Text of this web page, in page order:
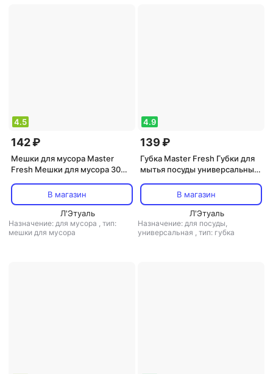
4.5
142 ₽
Мешки для мусора Master
Fresh Мешки для мусора 30
В магазин
Л'Этуаль
Назначение: для мусора , тип:
мешки для мусора
4.9
139 ₽
Губка Master Fresh Губки для
мытья посуды универсальные
В магазин
Л'Этуаль
Назначение: для посуды,
универсальная , тип: губка